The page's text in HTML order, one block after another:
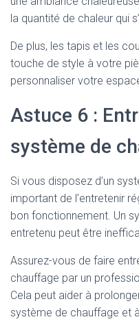
la quantité de chaleur qui
De plus, les tapis et les
touche de style à votre
personnaliser votre
Astuce 6 :
système de
Si vous disposez d’un
important de l’entretenir
bon fonctionnement. Un
entretenu peut être
Assurez-vous de faire
chauffage par un
Cela peut aider à
système de chauffage et